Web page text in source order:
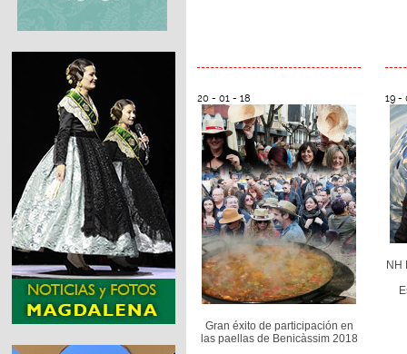
20 - 01 - 18
Gran éxito de participación en
las paellas de Benicàssim 2018
19 -
NH